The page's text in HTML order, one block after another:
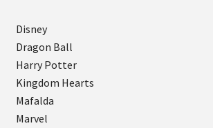
Disney
Dragon Ball
Harry Potter
Kingdom Hearts
Mafalda
Marvel